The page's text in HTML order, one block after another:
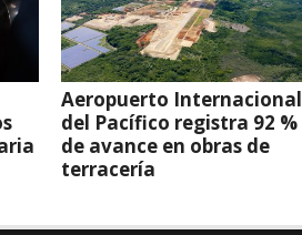
Aeropuerto Internacional
del Pacífico registra 92 %
de avance en obras de
terracería